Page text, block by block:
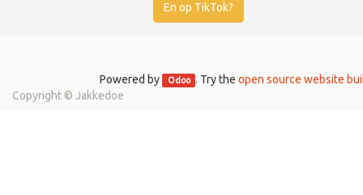
En op TikTok?
Powered by Odoo . Try the open source website
Copyright © Jakkedoe